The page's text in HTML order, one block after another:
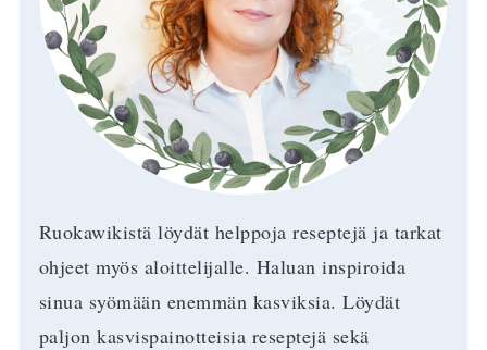
Ruokawikistä löydät helppoja reseptejä ja tarkat
ohjeet myös aloittelijalle. Haluan inspiroida
sinua syömään enemmän kasviksia. Löydät
paljon kasvispainotteisia reseptejä sekä